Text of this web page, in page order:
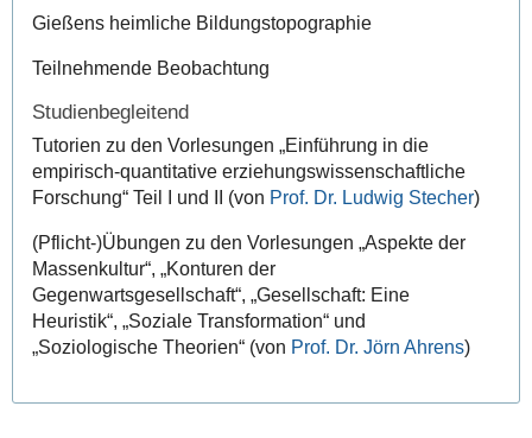
Gießens heimliche Bildungstopographie
Teilnehmende Beobachtung
Studienbegleitend
Tutorien zu den Vorlesungen „Einführung in die
empirisch-quantitative erziehungswissenschaftliche
Forschung“ Teil I und II (von Prof. Dr. Ludwig Stecher)
(Pflicht-)Übungen zu den Vorlesungen „Aspekte der
Massenkultur“, „Konturen der
Gegenwartsgesellschaft“, „Gesellschaft: Eine
Heuristik“, „Soziale Transformation“ und
„Soziologische Theorien“ (von Prof. Dr. Jörn Ahrens)